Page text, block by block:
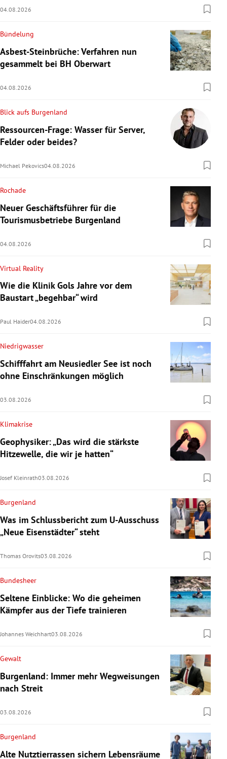
04.08.2026
Bündelung
Asbest-Steinbrüche: Verfahren nun
gesammelt bei BH Oberwart
04.08.2026
Blick aufs Burgenland
Ressourcen-Frage: Wasser für Server,
Felder oder beides?
Michael Pekovics04.08.2026
Rochade
Neuer Geschäftsführer für die
Tourismusbetriebe Burgenland
04.08.2026
Virtual Reality
Wie die Klinik Gols Jahre vor dem
Baustart „begehbar“ wird
Paul Haider04.08.2026
Niedrigwasser
Schifffahrt am Neusiedler See ist noch
ohne Einschränkungen möglich
03.08.2026
Klimakrise
Geophysiker: „Das wird die stärkste
Hitzewelle, die wir je hatten“
Josef Kleinrath03.08.2026
Burgenland
Was im Schlussbericht zum U-Ausschuss
„Neue Eisenstädter“ steht
Thomas Orovits03.08.2026
Bundesheer
Seltene Einblicke: Wo die geheimen
Kämpfer aus der Tiefe trainieren
Johannes Weichhart03.08.2026
Gewalt
Burgenland: Immer mehr Wegweisungen
nach Streit
03.08.2026
Burgenland
Alte Nutztierrassen sichern Lebensräume